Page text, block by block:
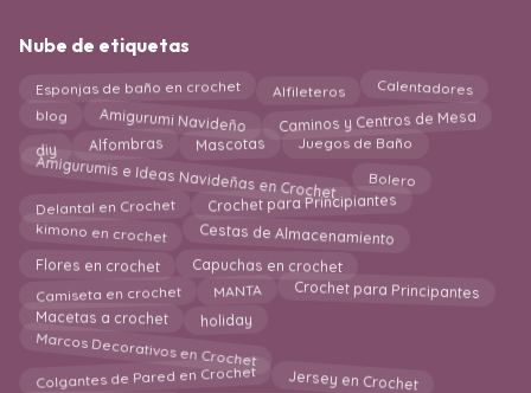
Nube de etiquetas
Esponjas de baño en crochet Alfileteros Calentadores
blog Amigurumi Navideño Caminos y Centros de Mesa
diy Alfombras Mascotas Juegos de Baño
Amigurumis e Ideas Navideñas en Crochet Bolero
Delantal en Crochet Crochet para Principiantes
kimono en crochet Cestas de Almacenamiento
Flores en crochet Capuchas en crochet
Camiseta en crochet MANTA Crochet para Principantes
Macetas a crochet holiday
Marcos Decorativos en Crochet
Colgantes de Pared en Crochet Jersey en Crochet